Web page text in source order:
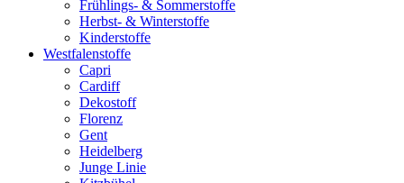
Frühlings- & Sommerstoffe
Herbst- & Winterstoffe
Kinderstoffe
Westfalenstoffe
Capri
Cardiff
Dekostoff
Florenz
Gent
Heidelberg
Junge Linie